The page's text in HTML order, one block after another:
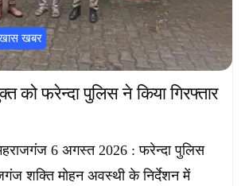
खबर
को फरेन्दा पुलिस ने किया गिरफ्तार
6 अगस्त 2026 : फरेन्दा पुलिस
शक्ति मोहन अवस्थी के निर्देशन में